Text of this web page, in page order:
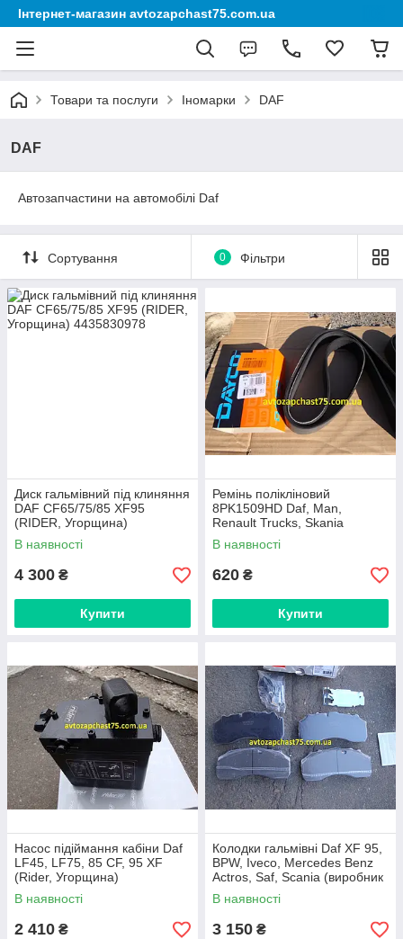
Інтернет-магазин avtozapchast75.com.ua
Товари та послуги Іномарки DAF
DAF
Автозапчастини на автомобілі Daf
Сортування 0 Фільтри
Диск гальмівний під клиняння
DAF CF65/75/85 XF95
(RIDER, Угорщина)
В наявності
4 300 ₴
Купити
Ремінь полікліновий
8PK1509HD Daf, Man,
Renault Trucks, Skania
(виробник Dayco, Італія)
В наявності
620 ₴
Купити
Насос підіймання кабіни Daf
LF45, LF75, 85 CF, 95 XF
(Rider, Угорщина)
В наявності
2 410 ₴
Колодки гальмівні Daf XF 95,
BPW, Iveco, Mercedes Benz
Actros, Saf, Scania (виробник
Rider, Угорщина)
В наявності
3 150 ₴